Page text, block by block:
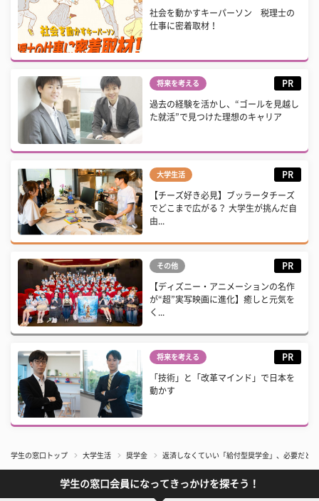
社会を動かすキーパーソン 税理士の
仕事に密着取材！
将来を考える PR
過去の経験を活かし、“ゴールを見越し
た就活”で見つけた理想のキャリア
大学生活 PR
【チーズ好き必見】ブッラータチーズ
でどこまで広がる？ 大学生が挑んだ自
由...
その他 PR
【ディズニー・アニメーションの名作
が“超”実写映画に進化】癒しと元気を
く...
将来を考える PR
「技術」と「改革マインド」で日本を
動かす
学生の窓口トップ 大学生活 奨学金 返済しなくていい「給付型奨学金」、必要だと
学生の窓口会員になってきっかけを探そう！